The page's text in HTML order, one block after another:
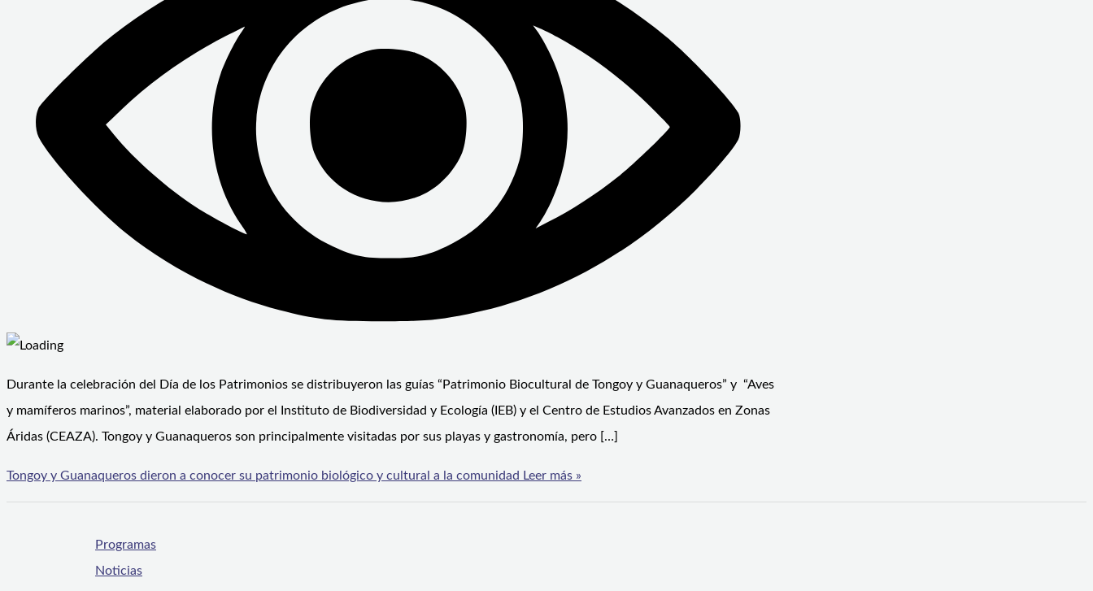
Durante la celebración del Día de los Patrimonios se distribuyeron las guías “Patrimonio Biocultural de Tongoy y Guanaqueros” y “Aves
y mamíferos marinos”, material elaborado por el Instituto de Biodiversidad y Ecología (IEB) y el Centro de Estudios Avanzados en Zonas
Áridas (CEAZA). Tongoy y Guanaqueros son principalmente visitadas por sus playas y gastronomía, pero […]
Tongoy y Guanaqueros dieron a conocer su patrimonio biológico y cultural a la comunidad Leer más »
Programas
Noticias